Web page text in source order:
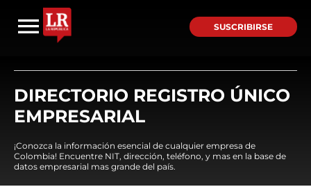
SUSCRIBIRSE
DIRECTORIO REGISTRO ÚNICO
EMPRESARIAL
¡Conozca la información esencial de cualquier empresa de
Colombia! Encuentre NIT, dirección, teléfono, y mas en la base de
datos empresarial mas grande del país.